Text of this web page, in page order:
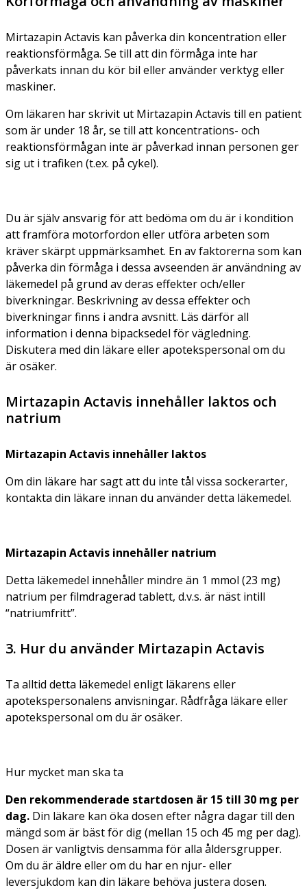
Mirtazapin Actavis kan påverka din koncentration eller
reaktionsförmåga. Se till att din förmåga inte har
påverkats innan du kör bil eller använder verktyg eller
maskiner.
Om läkaren har skrivit ut Mirtazapin Actavis till en patient
som är under 18 år, se till att koncentrations- och
reaktionsförmågan inte är påverkad innan personen ger
sig ut i trafiken (t.ex. på cykel).
Du är själv ansvarig för att bedöma om du är i kondition
att framföra motorfordon eller utföra arbeten som
kräver skärpt uppmärksamhet. En av faktorerna som kan
påverka din förmåga i dessa avseenden är användning av
läkemedel på grund av deras effekter och/eller
biverkningar. Beskrivning av dessa effekter och
biverkningar finns i andra avsnitt. Läs därför all
information i denna bipacksedel för vägledning.
Diskutera med din läkare eller apotekspersonal om du
är osäker.
Mirtazapin Actavis innehåller laktos och
natrium
Mirtazapin Actavis innehåller laktos
Om din läkare har sagt att du inte tål vissa sockerarter,
kontakta din läkare innan du använder detta läkemedel.
Mirtazapin Actavis innehåller natrium
Detta läkemedel innehåller mindre än 1 mmol (23 mg)
natrium per filmdragerad tablett, d.v.s. är näst intill
“natriumfritt”.
3. Hur du använder Mirtazapin Actavis
Ta alltid detta läkemedel enligt läkarens eller
apotekspersonalens anvisningar. Rådfråga läkare eller
apotekspersonal om du är osäker.
Hur mycket man ska ta
Den rekommenderade startdosen är 15 till 30 mg per
dag. Din läkare kan öka dosen efter några dagar till den
mängd som är bäst för dig (mellan 15 och 45 mg per dag).
Dosen är vanligtvis densamma för alla åldersgrupper.
Om du är äldre eller om du har en njur- eller
leversjukdom kan din läkare behöva justera dosen.